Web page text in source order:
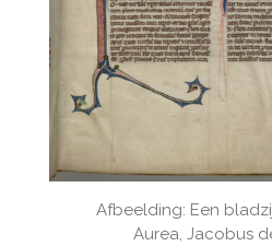
Afbeelding: Een
Aurea, Jacobus